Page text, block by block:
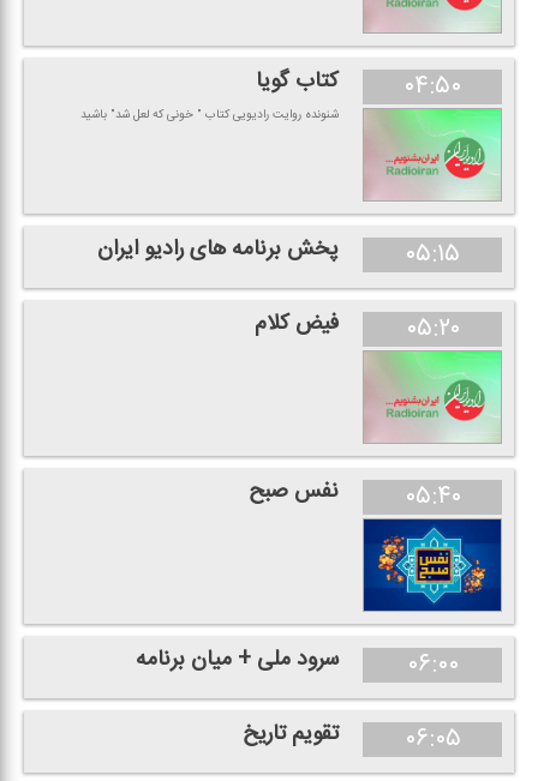
۰۴:۵۰ كتاب گویا
شنونده روایت رادیویی كتاب " خونی كه لعل شد" باشید
۰۵:۱۵ پخش برنامه های رادیو ایران
۰۵:۲۰ فیض كلام
۰۵:۴۰ نفس صبح
۰۶:۰۰ سرود ملی + میان برنامه
۰۶:۰۵ تقویم تاریخ